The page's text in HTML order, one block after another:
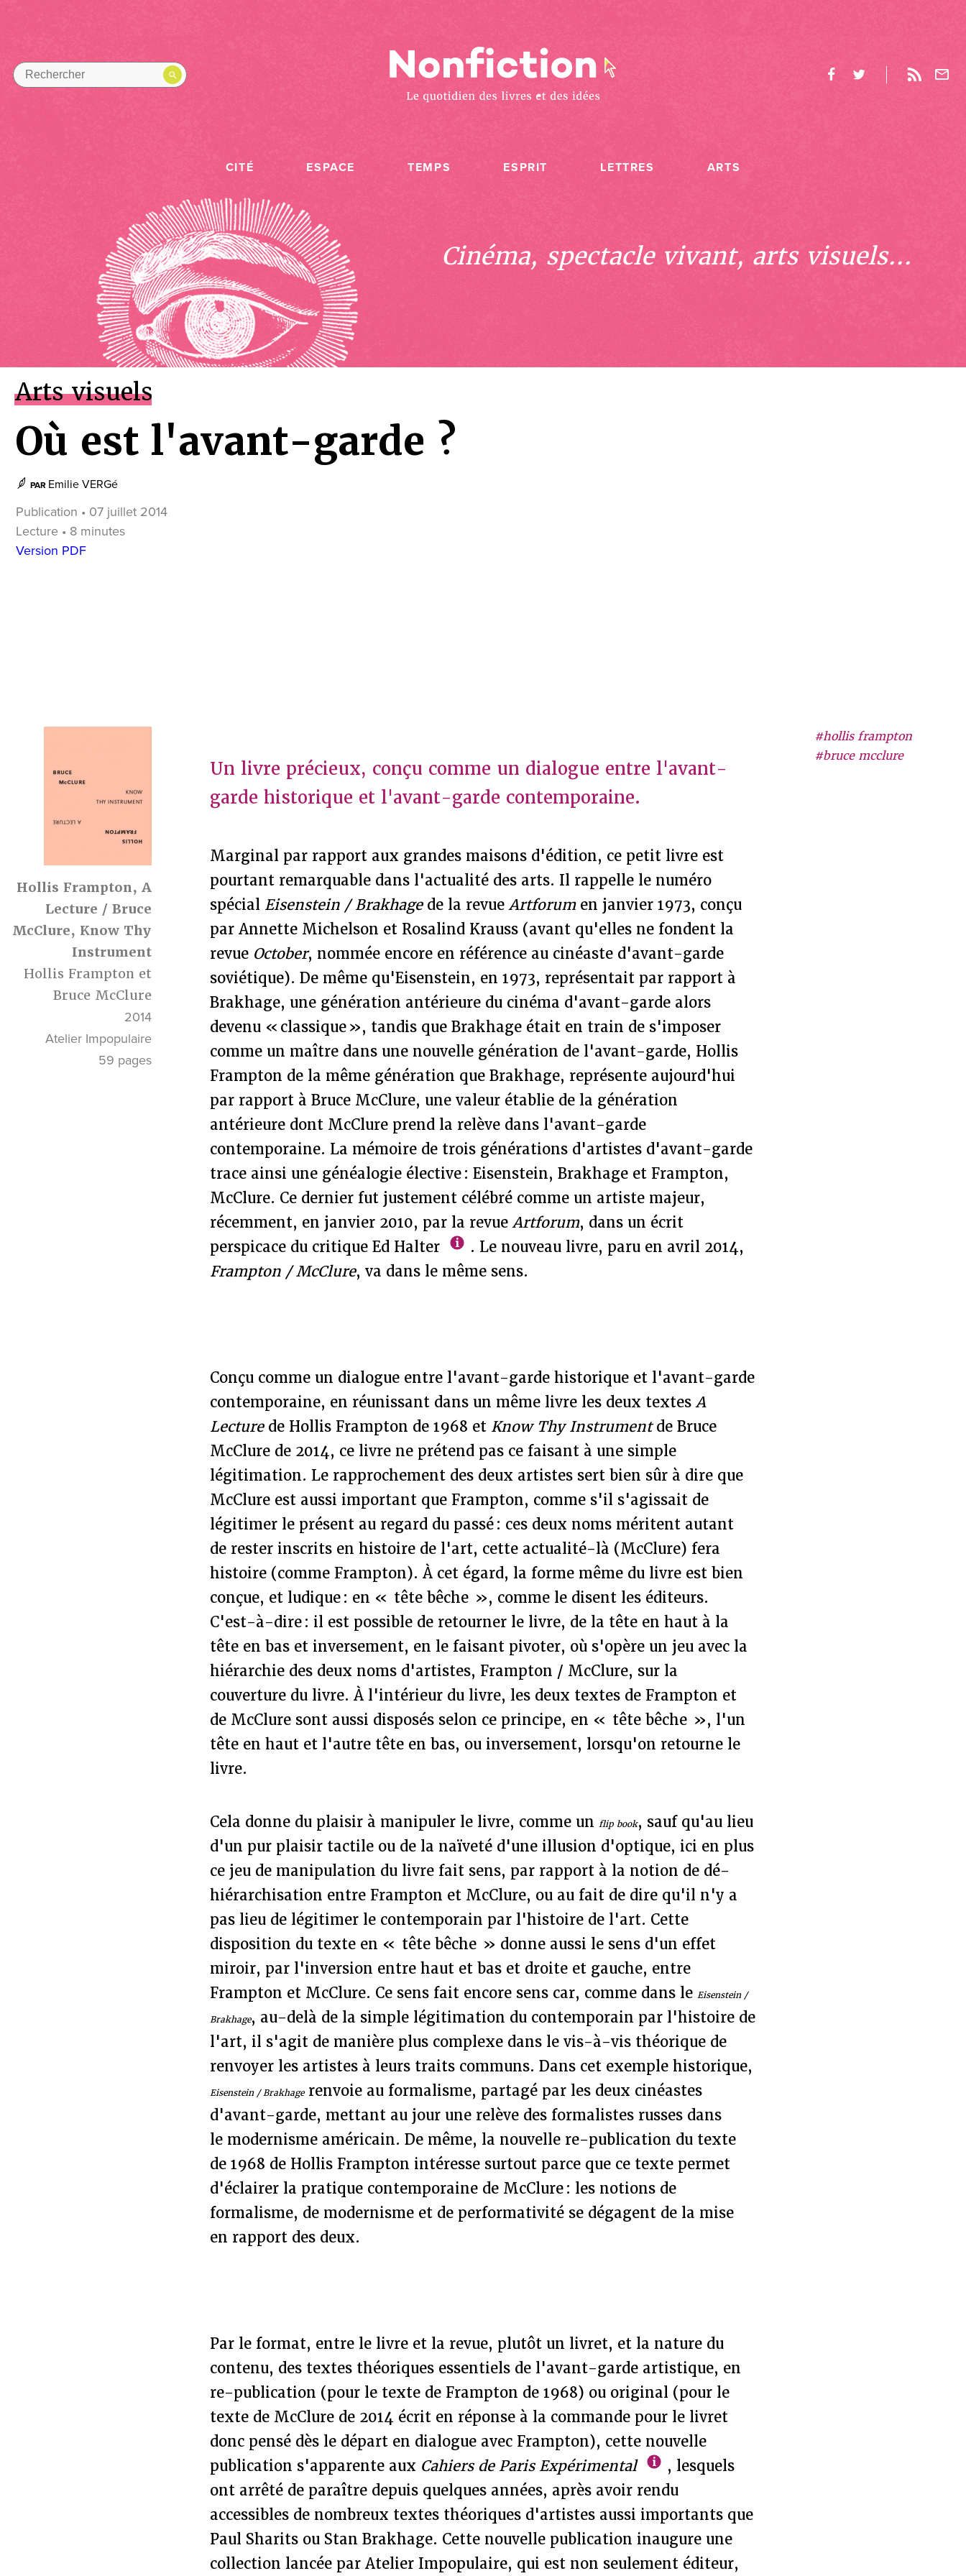
CITÉ ESPACE TEMPS ESPRIT LETTRES ARTS
Cinéma, spectacle vivant, arts visuels...
Arts visuels
Où est l'avant-garde ?
PAR Emilie VERGé
Publication • 07 juillet 2014
Lecture • 8 minutes
Version PDF
Hollis Frampton, A
Lecture / Bruce
McClure, Know Thy
Instrument
Hollis Frampton et
Bruce McClure
2014
Atelier Impopulaire
59 pages
#hollis frampton
#bruce mcclure
Un livre précieux, conçu comme un dialogue entre l'avant-
garde historique et l'avant-garde contemporaine.
Marginal par rapport aux grandes maisons d'édition, ce petit livre est
pourtant remarquable dans l'actualité des arts. Il rappelle le numéro
spécial Eisenstein / Brakhagede la revueArtforumen janvier 1973, conçu
par Annette Michelson et Rosalind Krauss (avant qu'elles ne fondent la
revue October, nommée encore en référence au cinéaste d'avant-garde
soviétique). De même qu'Eisenstein, en 1973, représentait par rapport à
Brakhage, une génération antérieure du cinéma d'avant-garde alors
devenu « classique », tandis que Brakhage était en train de s'imposer
comme un maître dans une nouvelle génération de l'avant-garde, Hollis
Frampton de la même génération que Brakhage, représente aujourd'hui
par rapport à Bruce McClure, une valeur établie de la génération
antérieure dont McClure prend la relève dans l'avant-garde
contemporaine. La mémoire de trois générations d'artistes d'avant-garde
trace ainsi une généalogie élective : Eisenstein, Brakhage et Frampton,
McClure. Ce dernier fut justement célébré comme un artiste majeur,
récemment, en janvier 2010, par la revueArtforum, dans un écrit
perspicace du critique Ed Halter
. Le nouveau livre, paru en avril 2014,
Frampton / McClure, va dans le même sens.
Conçu comme un dialogue entre l'avant-garde historique et l'avant-garde
contemporaine, en réunissant dans un même livre les deux textesA
Lecture de Hollis Frampton de 1968 et Know Thy Instrumentde Bruce
McClure de 2014, ce livre ne prétend pas ce faisant à une simple
légitimation. Le rapprochement des deux artistes sert bien sûr à dire que
McClure est aussi important que Frampton, comme s'il s'agissait de
légitimer le présent au regard du passé : ces deux noms méritent autant
de rester inscrits en histoire de l'art, cette actualité-là (McClure) fera
histoire (comme Frampton). À cet égard, la forme même du livre est bien
conçue, et ludique : en « tête bêche », comme le disent les éditeurs.
C'est-à-dire : il est possible de retourner le livre, de la tête en haut à la
tête en bas et inversement, en le faisant pivoter, où s'opère un jeu avec la
hiérarchie des deux noms d'artistes, Frampton / McClure, sur la
couverture du livre. À l'intérieur du livre, les deux textes de Frampton et
de McClure sont aussi disposés selon ce principe, en « tête bêche », l'un
tête en haut et l'autre tête en bas, ou inversement, lorsqu'on retourne le
livre.
Cela donne du plaisir à manipuler le livre, comme unflip book, sauf qu'au lieu
d'un pur plaisir tactile ou de la naïveté d'une illusion d'optique, ici en plus
ce jeu de manipulation du livre fait sens, par rapport à la notion de dé-
hiérarchisation entre Frampton et McClure, ou au fait de dire qu'il n'y a
pas lieu de légitimer le contemporain par l'histoire de l'art. Cette
disposition du texte en « tête bêche » donne aussi le sens d'un effet
miroir, par l'inversion entre haut et bas et droite et gauche, entre
Frampton et McClure. Ce sens fait encore sens car, comme dans leEisenstein /
Brakhage, au-delà de la simple légitimation du contemporain par l'histoire de
l'art, il s'agit de manière plus complexe dans le vis-à-vis théorique de
renvoyer les artistes à leurs traits communs. Dans cet exemple historique,
Eisenstein / Brakhagerenvoie au formalisme, partagé par les deux cinéastes
d'avant-garde, mettant au jour une relève des formalistes russes dans
le modernisme américain. De même, la nouvelle re-publication du texte
de 1968 de Hollis Frampton intéresse surtout parce que ce texte permet
d'éclairer la pratique contemporaine de McClure : les notions de
formalisme, de modernisme et de performativité se dégagent de la mise
en rapport des deux.
Par le format, entre le livre et la revue, plutôt un livret, et la nature du
contenu, des textes théoriques essentiels de l'avant-garde artistique, en
re-publication (pour le texte de Frampton de 1968) ou original (pour le
texte de McClure de 2014 écrit en réponse à la commande pour le livret
donc pensé dès le départ en dialogue avec Frampton), cette nouvelle
publication s'apparente aux Cahiers de Paris Expérimental
, lesquels
ont arrêté de paraître depuis quelques années, après avoir rendu
accessibles de nombreux textes théoriques d'artistes aussi importants que
Paul Sharits ou Stan Brakhage. Cette nouvelle publication inaugure une
collection lancée par Atelier Impopulaire, qui est non seulement éditeur,